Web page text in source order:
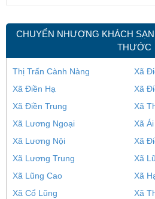
CHUYỂN NHƯỢNG KHÁCH
THƯỚC
Thị Trấn Cành Nàng
Xã
Xã Điền Hạ
Xã
Xã Điền Trung
Xã
Xã Lương Ngoại
Xã
Xã Lương Nội
Xã
Xã Lương Trung
Xã
Xã Lũng Cao
Xã
Xã Cổ Lũng
Xã